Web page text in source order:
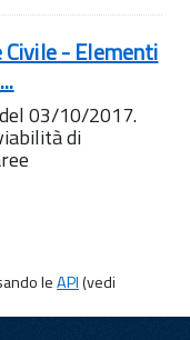
- Elementi
03/10/2017.
di
leAPI(vedi